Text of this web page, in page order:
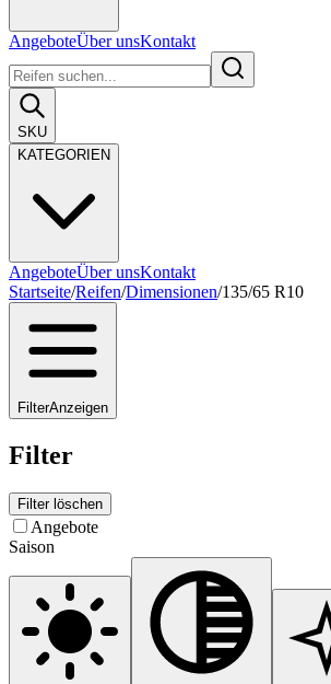
AngeboteÜber unsKontakt
SKU
KATEGORIEN
AngeboteÜber unsKontakt
Startseite/Reifen/Dimensionen/135/65 R10
FilterAnzeigen
Filter
Filter löschen
Angebote
Saison